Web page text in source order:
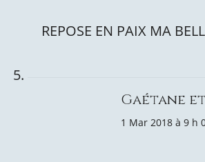
REPOSE EN PAIX MA
Gaétane
1 Mar 2018 à 9 h